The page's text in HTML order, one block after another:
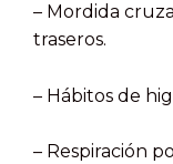
– Mordida
traseros.
– Hábitos de
– Respiración